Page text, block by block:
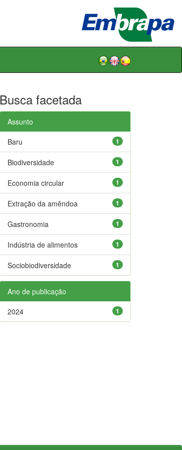
Busca facetada
Assunto
1
Baru
1
Biodiversidade
1
Economia circular
1
Extração da amêndoa
1
Gastronomia
1
Indústria de alimentos
1
Sociobiodiversidade
Ano de publicação
1
2024